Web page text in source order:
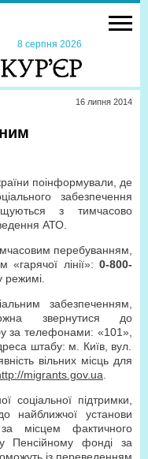
8 серпня 2026
16 липня 2014
поінформували, де
забезпечення
з тимчасово
АТО.
перебуванням,
лінії»: 0-800-
режимі.
забезпеченням,
звернутися до
за телефонами: «101»,
штабу: м. Київ, вул.
вільних місць для
migrants.gov.ua
соціальної підтримки,
найближчої установи
місцем фактичного
Пенсійному фонді за